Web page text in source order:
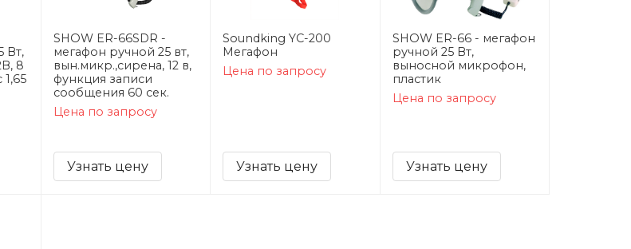
Вт,
8
SHOW ER-66SDR -
мегафон ручной 25 вт,
вын.микр.,сирена, 12 в,
функция записи
сообщения 60 сек.
Цена по запросу
Узнать цену
Soundking YC-200
Мегафон
Цена по запросу
Узнать цену
SHOW ER-66 - мегафон
ручной 25 Вт,
выносной микрофон,
пластик
Цена по запросу
Узнать цену